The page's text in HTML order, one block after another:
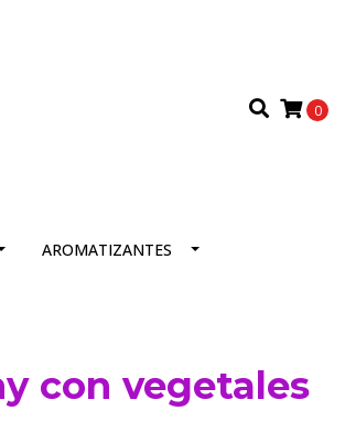
0
AROMATIZANTES
con vegetales